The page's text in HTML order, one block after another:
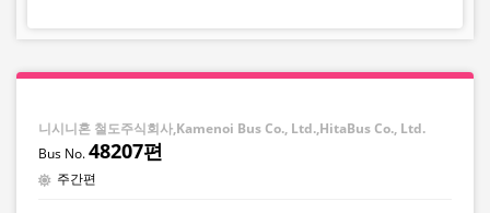
니시니혼 철도주식회사,Kamenoi Bus Co., Ltd.,HitaBus Co., Ltd.
48207편
주간편